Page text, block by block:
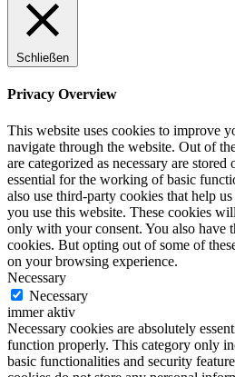
Schließen
Privacy Overview
This website uses cookies to improve
navigate through the website. Out of
are categorized as necessary are
essential for the working of basic
also use third-party cookies that help
you use this website. These cookies
only with your consent. You also have
cookies. But opting out of some of
on your browsing experience.
Necessary
Necessary
immer aktiv
Necessary cookies are absolutely
function properly. This category only
basic functionalities and security